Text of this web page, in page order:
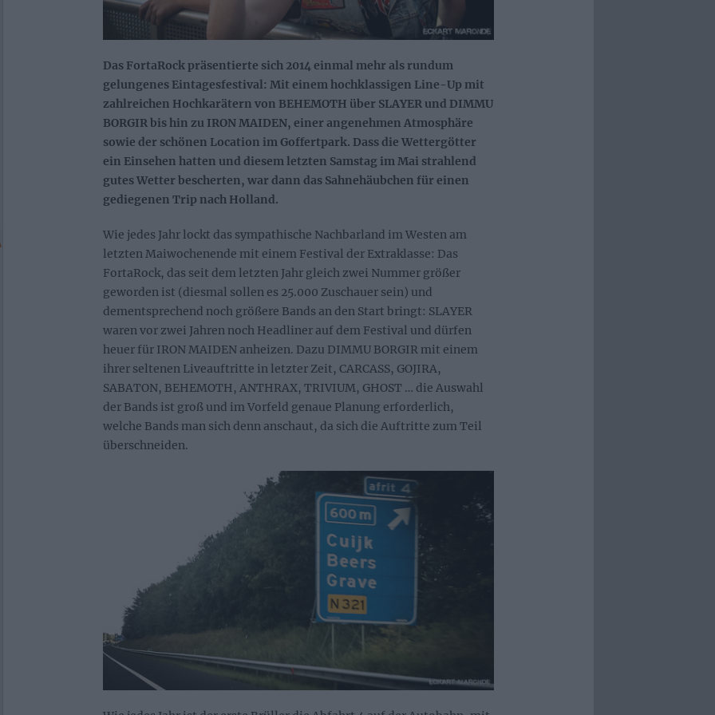
Das FortaRock präsentierte sich 2014 einmal mehr als rundum
gelungenes Eintagesfestival: Mit einem hochklassigen Line-Up mit
zahlreichen Hochkarätern von BEHEMOTH über SLAYER und DIMMU
BORGIR bis hin zu IRON MAIDEN, einer angenehmen Atmosphäre
sowie der schönen Location im Goffertpark. Dass die Wettergötter
ein Einsehen hatten und diesem letzten Samstag im Mai strahlend
gutes Wetter bescherten, war dann das Sahnehäubchen für einen
gediegenen Trip nach Holland.
Wie jedes Jahr lockt das sympathische Nachbarland im Westen am
letzten Maiwochenende mit einem Festival der Extraklasse: Das
FortaRock, das seit dem letzten Jahr gleich zwei Nummer größer
geworden ist (diesmal sollen es 25.000 Zuschauer sein) und
dementsprechend noch größere Bands an den Start bringt: SLAYER
waren vor zwei Jahren noch Headliner auf dem Festival und dürfen
heuer für IRON MAIDEN anheizen. Dazu DIMMU BORGIR mit einem
ihrer seltenen Liveauftritte in letzter Zeit, CARCASS, GOJIRA,
SABATON, BEHEMOTH, ANTHRAX, TRIVIUM, GHOST … die Auswahl
der Bands ist groß und im Vorfeld genaue Planung erforderlich,
welche Bands man sich denn anschaut, da sich die Auftritte zum Teil
überschneiden.